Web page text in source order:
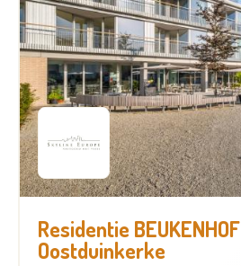
Residentie BEUKENHOF
Oostduinkerke